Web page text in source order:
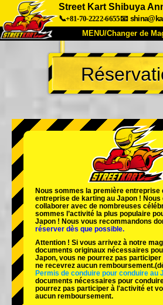
Street Kart Shibuya
📞+81-70-2222-6655📧
MENU/Changer de
ACCUEIL
À Propos Caractéristiques
Entreprise
Changer de
Tokyo Shinagawa
Tokyo Akihabara#2
Tokyo Shibuya Annexe
Tokyo Asakusa
Nous sommes la première entreprise
entreprise de karting au Japon !
collaborer avec de nombreuses
sommes l’activité la plus populaire
Japon ! Nous vous recommandons
réserver dès que possible.
Attention ! Si vous arrivez à notre
documents originaux nécessaires
Japon, vous ne pourrez pas
ne recevrez aucun remboursement.
Permis de conduire pour conduire au
documents nécessaires pour
pourrez pas participer à l'activité et
aucun remboursement.